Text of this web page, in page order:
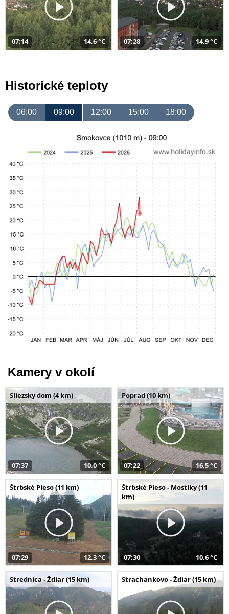
07:14 14,6 °C 07:28 14,9 °C
Historické teploty
06:00 09:00 12:00 15:00 18:00
Kamery v okolí
Sliezsky dom (4 km)
07:37 10,0 °C
Poprad (10 km)
07:22 16,5 °C
Štrbské Pleso (11 km)
07:29 12,3 °C
Štrbské Pleso - Mostíky (11
km)
07:30 10,6 °C
Strednica - Ždiar (15 km) Strachankovo - Ždiar (15 km)